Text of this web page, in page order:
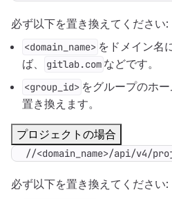
必ず以下を置き換えてください:
<domain_name> をドメイン名
ば、
gitlab.com などです。
<group_id> をグループのホ
置き換えます。
プロジェクトの場合
//<domain_name>/api/v4/
必ず以下を置き換えてください: